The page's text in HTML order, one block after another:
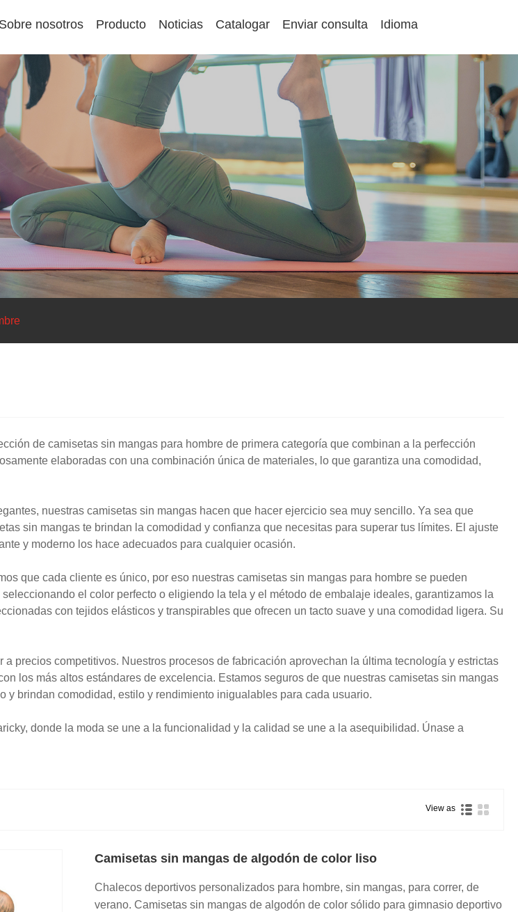
Sobre nosotros Producto Noticias Catalogar Enviar consulta Idioma
de camisetas sin mangas para hombre de primera categoría que combinan a la perfección
elaboradas con una combinación única de materiales, lo que garantiza una comodidad,
nuestras camisetas sin mangas hacen que hacer ejercicio sea muy sencillo. Ya sea que
sin mangas te brindan la comodidad y confianza que necesitas para superar tus límites. El ajuste
y moderno los hace adecuados para cualquier ocasión.
que cada cliente es único, por eso nuestras camisetas sin mangas para hombre se pueden
el color perfecto o eligiendo la tela y el método de embalaje ideales, garantizamos la
con tejidos elásticos y transpirables que ofrecen un tacto suave y una comodidad ligera. Su
precios competitivos. Nuestros procesos de fabricación aprovechan la última tecnología y estrictas
los más altos estándares de excelencia. Estamos seguros de que nuestras camisetas sin mangas
brindan comodidad, estilo y rendimiento inigualables para cada usuario.
donde la moda se une a la funcionalidad y la calidad se une a la asequibilidad. Únase a
View as
Camisetas sin mangas de algodón de color liso
Chalecos deportivos personalizados para hombre, sin mangas, para correr, de
verano. Camisetas sin mangas de algodón de color sólido para gimnasio deportivo